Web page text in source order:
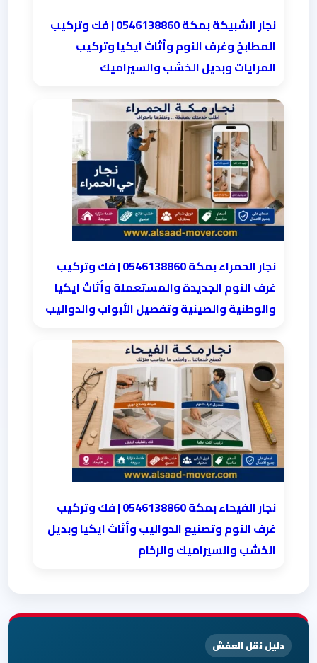
نجار الشبيكة بمكة 0546138860⁩ | فك وتركيب
المطابخ وغرف النوم وأثاث ايكيا وتركيب
المرايات وبديل الخشب والسيراميك
نجار الحمراء بمكة 0546138860⁩ | فك وتركيب
غرف النوم الجديدة والمستعملة وأثاث ايكيا
والوطنية والصينية وتفصيل الأبواب والدواليب
نجار الفيحاء بمكة 0546138860⁩ | فك وتركيب
غرف النوم وتصنيع الدواليب وأثاث ايكيا وبديل
الخشب والسيراميك والرخام
دليل نقل العفش